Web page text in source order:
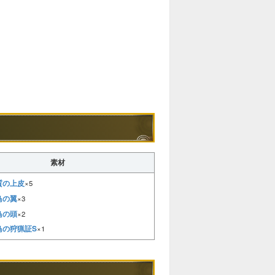
素材
の上皮×5
の翼×3
の頭×2
の狩猟証S×1